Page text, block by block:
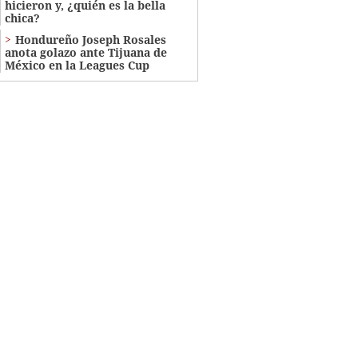
hicieron y, ¿quién es la bella
chica?
Hondureño Joseph Rosales
anota golazo ante Tijuana de
México en la Leagues Cup